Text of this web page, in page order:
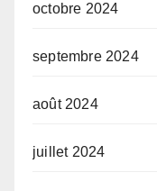
octobre 2024
septembre 2024
août 2024
juillet 2024